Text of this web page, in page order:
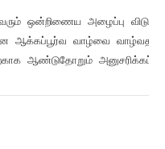
ஒன்றிணைய அழைப்பு
ஆக்கப்பூர்வ வாழ்வை
ஆண்டுதோறும்